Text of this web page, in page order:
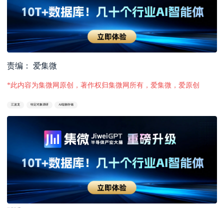
责编： 爱集微
*此内容为集微网原创，著作权归集微网所有，爱集微，爱原创
江波龙 特定对象调研 AI端侧存储